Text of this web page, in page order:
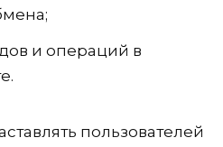
и операций в
пользователей